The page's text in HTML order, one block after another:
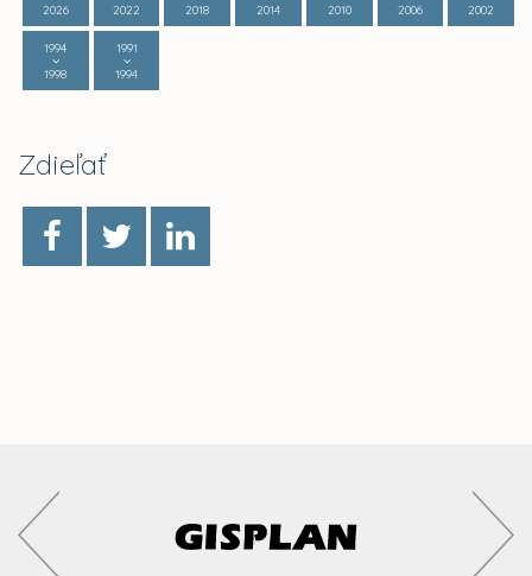
2026
2022
2018
2014
2010
2006
2002
1994
1998
1991
1994
Zdieľať